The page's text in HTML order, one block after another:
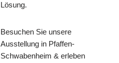
Lösung.
Besuchen Sie unsere
Ausstellung in Pfaffen-
Schwabenheim & erleben